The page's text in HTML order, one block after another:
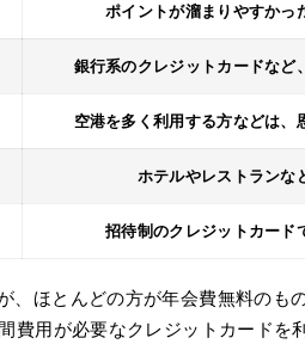
ポイントが溜まりやすかっ
銀行系のクレジットカードなど
空港を多く利用する方などは、
ホテルやレストランな
招待制のクレジットカード
、ほとんどの方が年会費無料のも
費用が必要なクレジットカードを